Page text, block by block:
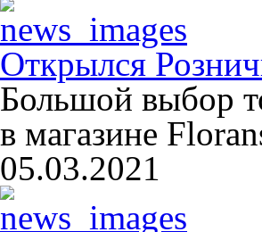
Открылся
Большой выбор
в магазине
05.03.2021